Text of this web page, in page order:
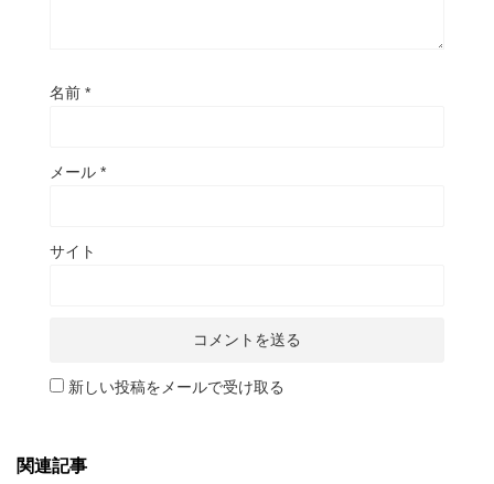
名前 *
メール *
サイト
新しい投稿をメールで受け取る
関連記事